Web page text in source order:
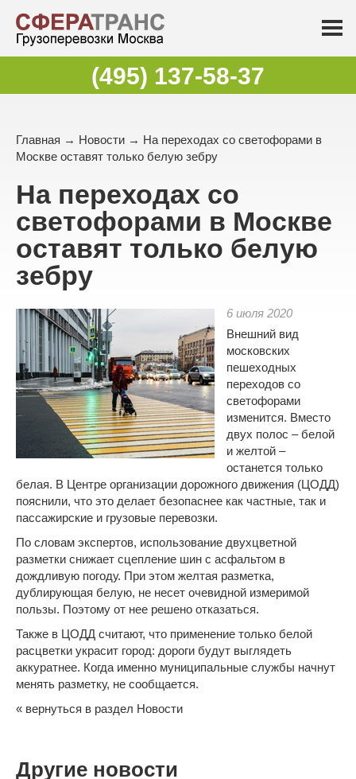
(495) 137-58-37
Главная → Новости → На переходах со светофорами в
Москве оставят только белую зебру
На переходах со
светофорами в Москве
оставят только белую
зебру
6 июля 2020
Внешний вид
московских
пешеходных
переходов со
светофорами
изменится. Вместо
двух полос – белой
и желтой –
останется только
белая. В Центре организации дорожного движения (ЦОДД)
пояснили, что это делает безопаснее как частные, так и
пассажирские и грузовые перевозки.
По словам экспертов, использование двухцветной
разметки снижает сцепление шин с асфальтом в
дождливую погоду. При этом желтая разметка,
дублирующая белую, не несет очевидной измеримой
пользы. Поэтому от нее решено отказаться.
Также в ЦОДД считают, что применение только белой
расцветки украсит город: дороги будут выглядеть
аккуратнее. Когда именно муниципальные службы начнут
менять разметку, не сообщается.
« вернуться в раздел Новости
Другие новости